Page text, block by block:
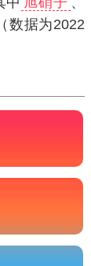
数据为2022